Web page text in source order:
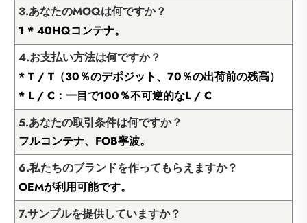
3.あなたのMOQは何ですか？
1 * 40HQコンテナ。
4.お支払い方法は何ですか？
* T / T（30％のデポジット、70％の出荷前の残高）
* L / C：一目で100％不可逆的なL / C
5.あなたの取引条件は何ですか？
フルコンテナ、FOB寧波。
6.私たちのブランドを作ってもらえますか？
OEMが利用可能です。
7.サンプルを提供していますか？